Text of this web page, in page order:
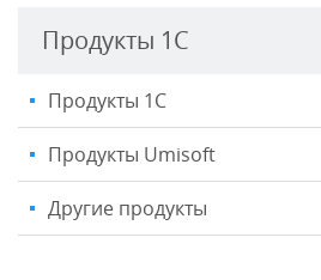
Продукты 1С
Продукты 1С
Продукты Umisoft
Другие продукты